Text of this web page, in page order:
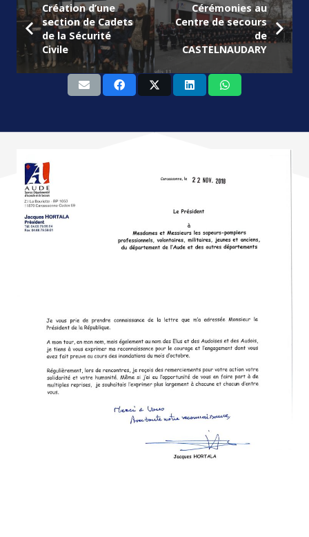
Création d’une
section de Cadets
de la Sécurité
Civile
Cérémonies au
Centre de secours
de
CASTELNAUDARY